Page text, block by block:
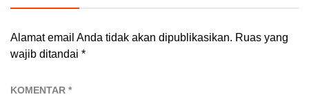
Alamat email Anda tidak akan dipublikasikan. Ruas yang
wajib ditandai *
KOMENTAR *